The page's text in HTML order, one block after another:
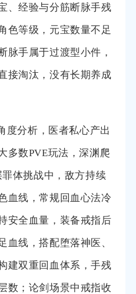
、经验与分筋断脉手残
色等级，元宝数量不足
脉手属于过渡型小件，
接淘汰，没有长期养成
度分析，医者私心产出
多数PVE玩法，深渊爬
体挑战中，敌方持续
血线，常规回血心法冷
安全血量，装备戒指后
血线，搭配堕落神医、
建双重回血体系，手残
数；论剑场景中戒指收